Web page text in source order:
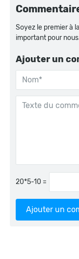
Soyez le premier à
important pour
Ajouter un
=
Ajouter un